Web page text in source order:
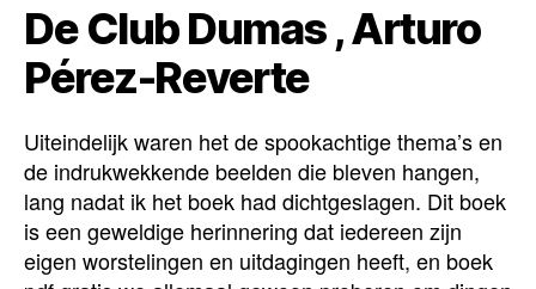
De Club Dumas , Arturo
Pérez-Reverte
Uiteindelijk waren het de spookachtige thema’s en
de indrukwekkende beelden die bleven hangen,
lang nadat ik het boek had dichtgeslagen. Dit boek
is een geweldige herinnering dat iedereen zijn
eigen worstelingen en uitdagingen heeft, en boek